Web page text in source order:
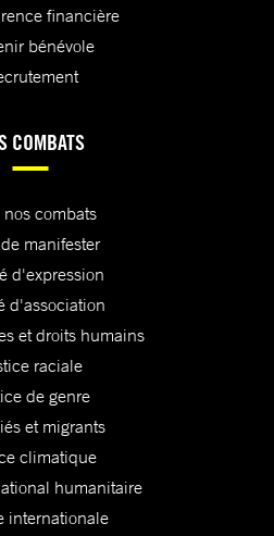
financière
bénévole
COMBATS
nos combats
manifester
d'expression
d'association
et droits humains
raciale
de genre
et migrants
climatique
humanitaire
internationale